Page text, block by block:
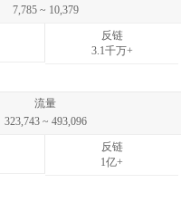
7,785 ~ 10,379
反链
3.1千万+
流量
323,743 ~ 493,096
反链
1亿+